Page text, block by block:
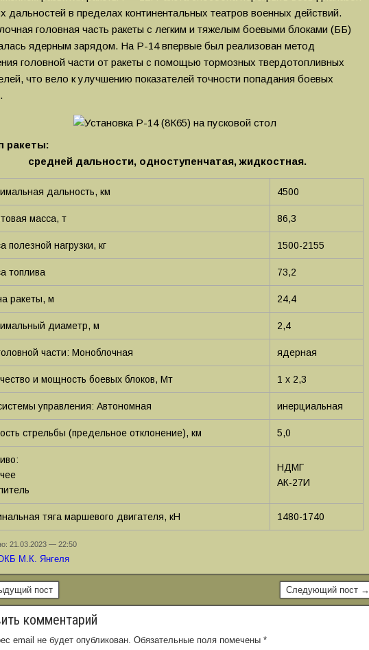
дальностей в пределах континентальных театров военных действий.
головная часть ракеты с легким и тяжелым боевыми блоками (ББ)
ядерным зарядом. На Р-14 впервые был реализован метод
головной части от ракеты с помощью тормозных твердотопливных
что вело к улучшению показателей точности попадания боевых
ракеты:
средней дальности, одноступенчатая, жидкостная.
дальность, км 4500
масса, т 86,3
полезной нагрузки, кг 1500-2155
топлива 73,2
ракеты, м 24,4
диаметр, м 2,4
части: Моноблочная ядерная
и мощность боевых блоков, Мт 1 х 2,3
управления: Автономная инерциальная
стрельбы (предельное отклонение), км 5,0
НДМГ
АК-27И
тяга маршевого двигателя, кН 1480-1740
21.03.2023 — 22:50
М.К. Янгеля
пост Следующий пост →
комментарий
email не будет опубликован. Обязательные поля помечены *